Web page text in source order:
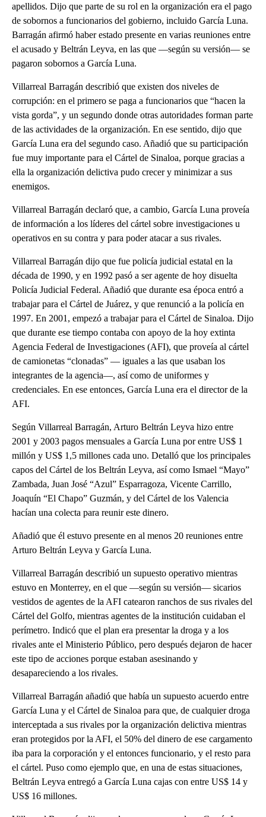
apellidos. Dijo que parte de su rol en la organización era el pago
de sobornos a funcionarios del gobierno, incluido García Luna.
Barragán afirmó haber estado presente en varias reuniones entre
el acusado y Beltrán Leyva, en las que —según su versión— se
pagaron sobornos a García Luna.
Villarreal Barragán describió que existen dos niveles de
corrupción: en el primero se paga a funcionarios que “hacen la
vista gorda”, y un segundo donde otras autoridades forman parte
de las actividades de la organización. En ese sentido, dijo que
García Luna era del segundo caso. Añadió que su participación
fue muy importante para el Cártel de Sinaloa, porque gracias a
ella la organización delictiva pudo crecer y minimizar a sus
enemigos.
Villarreal Barragán declaró que, a cambio, García Luna proveía
de información a los líderes del cártel sobre investigaciones u
operativos en su contra y para poder atacar a sus rivales.
Villarreal Barragán dijo que fue policía judicial estatal en la
década de 1990, y en 1992 pasó a ser agente de hoy disuelta
Policía Judicial Federal. Añadió que durante esa época entró a
trabajar para el Cártel de Juárez, y que renunció a la policía en
1997. En 2001, empezó a trabajar para el Cártel de Sinaloa. Dijo
que durante ese tiempo contaba con apoyo de la hoy extinta
Agencia Federal de Investigaciones (AFI), que proveía al cártel
de camionetas “clonadas” — iguales a las que usaban los
integrantes de la agencia—, así como de uniformes y
credenciales. En ese entonces, García Luna era el director de la
AFI.
Según Villarreal Barragán, Arturo Beltrán Leyva hizo entre
2001 y 2003 pagos mensuales a García Luna por entre US$ 1
millón y US$ 1,5 millones cada uno. Detalló que los principales
capos del Cártel de los Beltrán Leyva, así como Ismael “Mayo”
Zambada, Juan José “Azul” Esparragoza, Vicente Carrillo,
Joaquín “El Chapo” Guzmán, y del Cártel de los Valencia
hacían una colecta para reunir este dinero.
Añadió que él estuvo presente en al menos 20 reuniones entre
Arturo Beltrán Leyva y García Luna.
Villarreal Barragán describió un supuesto operativo mientras
estuvo en Monterrey, en el que —según su versión— sicarios
vestidos de agentes de la AFI catearon ranchos de sus rivales del
Cártel del Golfo, mientras agentes de la institución cuidaban el
perímetro. Indicó que el plan era presentar la droga y a los
rivales ante el Ministerio Público, pero después dejaron de hacer
este tipo de acciones porque estaban asesinando y
desapareciendo a los rivales.
Villarreal Barragán añadió que había un supuesto acuerdo entre
García Luna y el Cártel de Sinaloa para que, de cualquier droga
interceptada a sus rivales por la organización delictiva mientras
eran protegidos por la AFI, el 50% del dinero de ese cargamento
iba para la corporación y el entonces funcionario, y el resto para
el cártel. Puso como ejemplo que, en una de estas situaciones,
Beltrán Leyva entregó a García Luna cajas con entre US$ 14 y
US$ 16 millones.